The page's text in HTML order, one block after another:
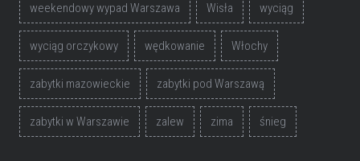
weekendowy wypad Warszawa Wisła wyciąg
wyciąg orczykowy wędkowanie Włochy
zabytki mazowieckie zabytki pod Warszawą
zabytki w Warszawie zalew zima śnieg